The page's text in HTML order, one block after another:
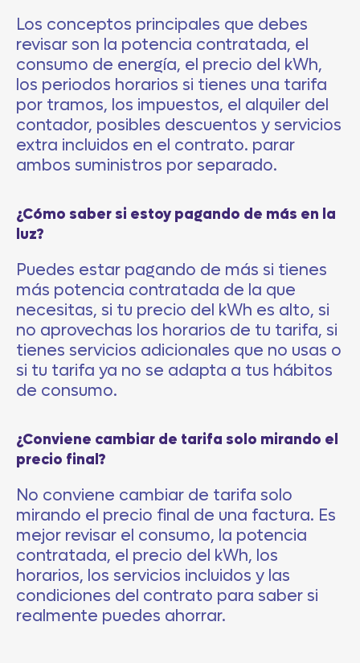
Los conceptos principales que debes
revisar son la potencia contratada, el
consumo de energía, el precio del kWh,
los periodos horarios si tienes una tarifa
por tramos, los impuestos, el alquiler del
contador, posibles descuentos y servicios
extra incluidos en el contrato. parar
ambos suministros por separado.
¿Cómo saber si estoy pagando de más en la
luz?
Puedes estar pagando de más si tienes
más potencia contratada de la que
necesitas, si tu precio del kWh es alto, si
no aprovechas los horarios de tu tarifa, si
tienes servicios adicionales que no usas o
si tu tarifa ya no se adapta a tus hábitos
de consumo.
¿Conviene cambiar de tarifa solo mirando el
precio final?
No conviene cambiar de tarifa solo
mirando el precio final de una factura. Es
mejor revisar el consumo, la potencia
contratada, el precio del kWh, los
horarios, los servicios incluidos y las
condiciones del contrato para saber si
realmente puedes ahorrar.